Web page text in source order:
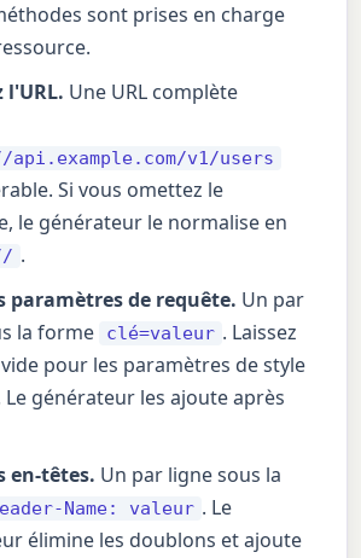
sont prises en charge
l'URL. Une URL complète
v1/users
Si vous omettez le
le générateur le normalise en
.
paramètres de requête. Un par
la forme
clé=valeur . Laissez
pour les paramètres de style
Le générateur les ajoute après
en-têtes. Un par ligne sous la
Name: valeur . Le
élimine les doublons et ajoute